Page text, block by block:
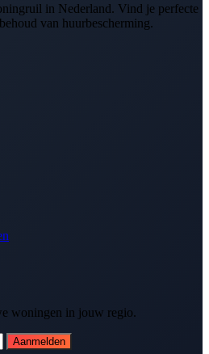
in Nederland. Vind je perfecte
van huurbescherming.
woningen in jouw regio.
Aanmelden